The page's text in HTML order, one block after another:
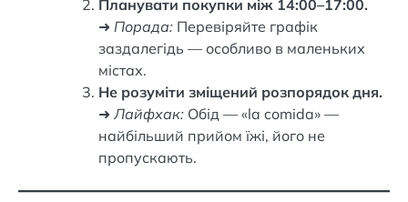
Планувати покупки між 14:00–17:00.
➜ Порада: Перевіряйте графік
заздалегідь — особливо в маленьких
містах.
Не розуміти зміщений розпорядок дня.
➜ Лайфхак: Обід — «la comida» —
найбільший прийом їжі, його не
пропускають.